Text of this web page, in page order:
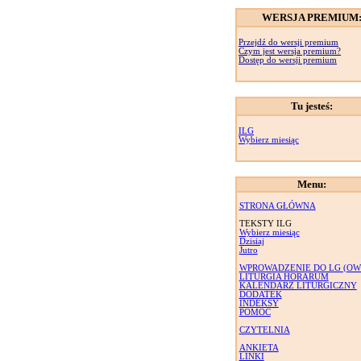
WERSJA PREMIUM:
Przejdź do wersji premium
Czym jest wersja premium?
Dostęp do wersji premium
Tu jesteś:
ILG
Wybierz miesiąc
Menu:
STRONA GŁÓWNA
TEKSTY ILG
Wybierz miesiąc
Dzisiaj
Jutro
WPROWADZENIE DO LG
LITURGIA HORARUM
KALENDARZ LITURGICZNY
DODATEK
INDEKSY
POMOC
CZYTELNIA
ANKIETA
LINKI